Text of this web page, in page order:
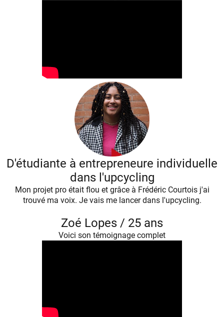
D'étudiante à entrepreneure individuelle
dans l'upcycling
Mon projet pro était flou et grâce à Frédéric Courtois j'ai
trouvé ma voix. Je vais me lancer dans l'upcycling.
Zoé Lopes / 25 ans
Voici son témoignage complet